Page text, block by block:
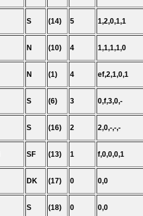
S (14) 5 1,2,0,1,1
N (10) 4 1,1,1,1,0
N (1) 4 ef,2,1,0,1
S (6) 3 0,f,3,0,-
S (16) 2 2,0,-,-,-
SF (13) 1 f,0,0,0,1
DK (17) 0 0,0
S (18) 0 0,0